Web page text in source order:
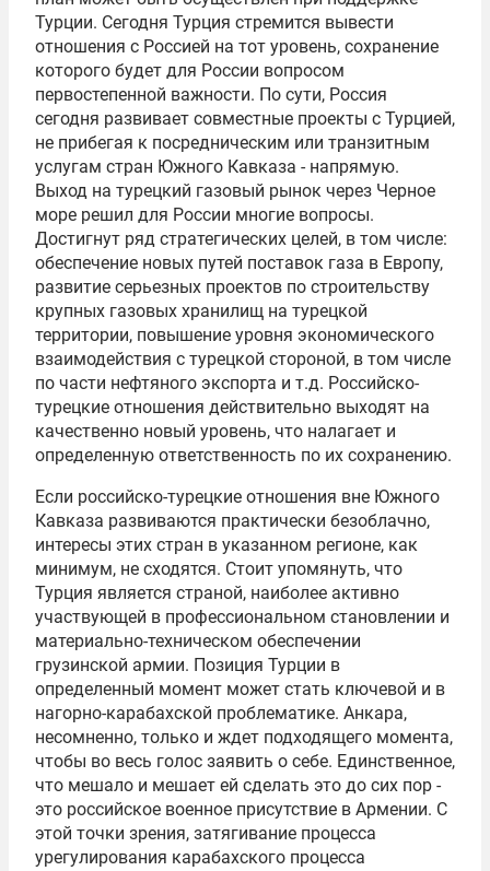
Турции. Сегодня Турция стремится вывести
отношения с Россией на тот уровень, сохранение
которого будет для России вопросом
первостепенной важности. По сути, Россия
сегодня развивает совместные проекты с Турцией,
не прибегая к посредническим или транзитным
услугам стран Южного Кавказа - напрямую.
Выход на турецкий газовый рынок через Черное
море решил для России многие вопросы.
Достигнут ряд стратегических целей, в том числе:
обеспечение новых путей поставок газа в Европу,
развитие серьезных проектов по строительству
крупных газовых хранилищ на турецкой
территории, повышение уровня экономического
взаимодействия с турецкой стороной, в том числе
по части нефтяного экспорта и т.д. Российско-
турецкие отношения действительно выходят на
качественно новый уровень, что налагает и
определенную ответственность по их сохранению.
Если российско-турецкие отношения вне Южного
Кавказа развиваются практически безоблачно,
интересы этих стран в указанном регионе, как
минимум, не сходятся. Стоит упомянуть, что
Турция является страной, наиболее активно
участвующей в профессиональном становлении и
материально-техническом обеспечении
грузинской армии. Позиция Турции в
определенный момент может стать ключевой и в
нагорно-карабахской проблематике. Анкара,
несомненно, только и ждет подходящего момента,
чтобы во весь голос заявить о себе. Единственное,
что мешало и мешает ей сделать это до сих пор -
это российское военное присутствие в Армении. С
этой точки зрения, затягивание процесса
урегулирования карабахского процесса